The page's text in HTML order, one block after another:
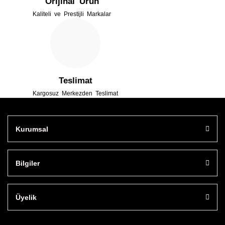
Kaliteli ve Prestijli Markalar
Teslimat
Kargosuz Merkezden Teslimat
Kurumsal
Bilgiler
Üyelik